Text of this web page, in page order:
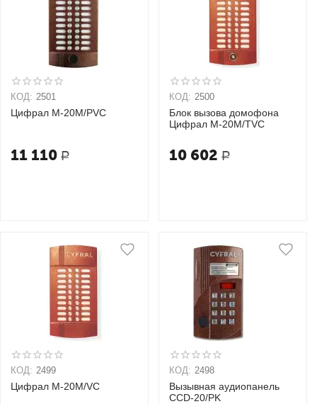
КОД: 2501
Цифрал M-20M/PVC
11 110 Р
КОД: 2500
Блок вызова домофона
Цифрал M-20M/TVC
10 602 Р
КОД: 2499
Цифрал M-20M/VC
КОД: 2498
Вызывная аудиопанель
CCD-20/РK